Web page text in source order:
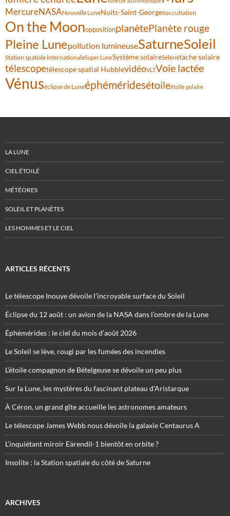
MercureNASANouvelle LuneNuits-Saint-Georgesoccultation
On the MoonoppositionplanètePlanète rouge
Pleine Lunepollution lumineuseSaturneSoleil
Station spatiale internationaleSuper LuneSystème solaireSélénétache solaire
télescopetélescope spatial HubblevidéoVLTVoie lactée
Vénuséclipse de Luneéphéméridesétoileétoile polaire
LA LUNE
CIEL ÉTOILÉ
MÉTÉORES
SOLEIL ET PLANÈTES
LES HOMMES ET LE CIEL
ARTICLES RÉCENTS
Le télescope Inouye dévoile l’incroyable surface du Soleil
Éclipse du 12 août : un avion de la NASA dans l’ombre de la Lune
Éphémérides : le ciel du mois d’août 2026
Le Soleil se lève, rougi par les fumées des incendies
L’étoile compagnon de Bételgeuse se dévoile un peu plus
Sur la Lune, les mystères du fascinant plateau d’Aristarque
À Céron, un grand gîte accueille les astronomes amateurs
Le télescope James Webb nous dévoile la galaxie Centaurus A
L’inquiétant miroir Eärendil-1 bientôt en orbite ?
Insolite : la Station spatiale du côté de Saturne
ARCHIVES